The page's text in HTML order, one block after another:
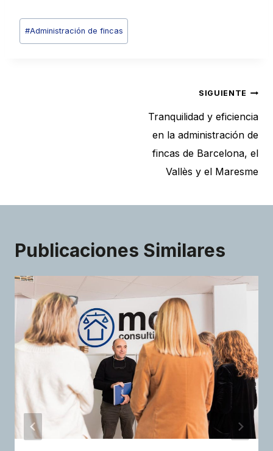
Etiquetas
de
#Administración de fincas
SIGUIENTE
Tranquilidad y eficiencia
en la administración de
fincas de Barcelona, el
Vallès y el Maresme
Publicaciones Similares